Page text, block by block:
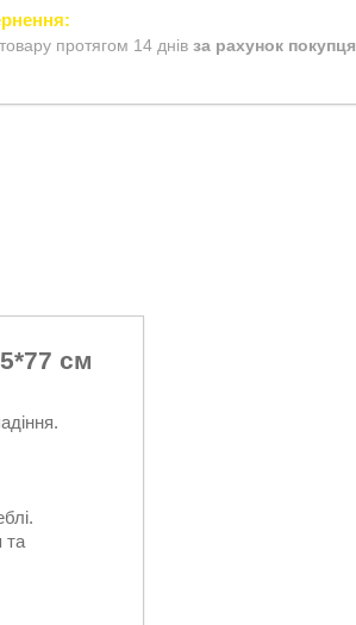
протягом 14 днів за рахунок покупця
см
та